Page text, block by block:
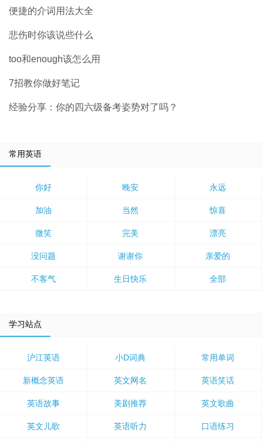
便捷的介词用法大全
悲伤时你该说些什么
too和enough该怎么用
7招教你做好笔记
经验分享：你的四六级备考姿势对了吗？
常用英语
你好 晚安 永远
加油 当然 惊喜
微笑 完美 漂亮
没问题 谢谢你 亲爱的
不客气 生日快乐 全部
学习站点
沪江英语 小D词典 常用单词
新概念英语 英文网名 英语笑话
英语故事 美剧推荐 英文歌曲
英文儿歌 英语听力 口语练习